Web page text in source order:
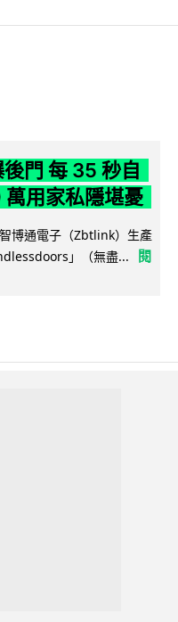
門 每 35 秒自
萬用家私隱堪憂
博通電子（Zbtlink）生產
」（無盡...
閱